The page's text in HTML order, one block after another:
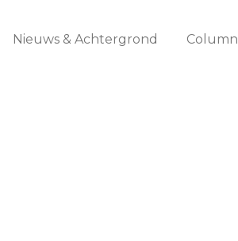
Nieuws & Achtergrond